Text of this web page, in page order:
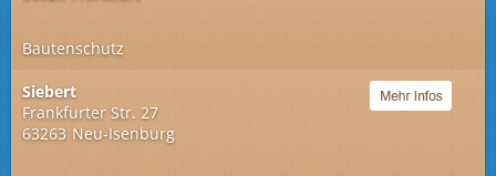
Bautenschutz
Siebert
Frankfurter Str. 27
63263 Neu-Isenburg